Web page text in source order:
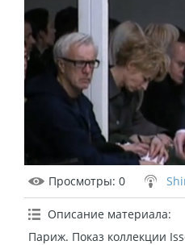
Просмотры: 0
Описание материала:
Париж. Показ коллекции